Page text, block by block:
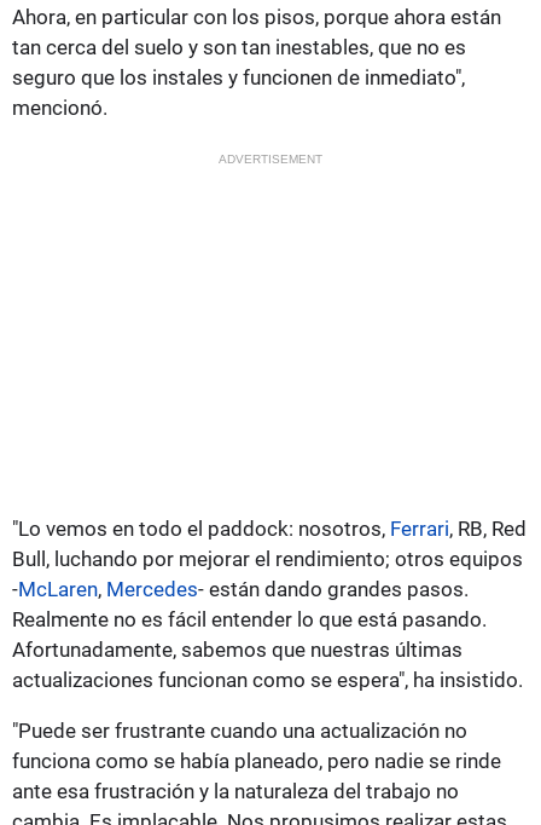
Ahora, en particular con los pisos, porque ahora están
tan cerca del suelo y son tan inestables, que no es
seguro que los instales y funcionen de inmediato",
mencionó.
ADVERTISEMENT
"Lo vemos en todo el paddock: nosotros, Ferrari, RB, Red
Bull, luchando por mejorar el rendimiento; otros equipos
-McLaren, Mercedes- están dando grandes pasos.
Realmente no es fácil entender lo que está pasando.
Afortunadamente, sabemos que nuestras últimas
actualizaciones funcionan como se espera", ha insistido.
"Puede ser frustrante cuando una actualización no
funciona como se había planeado, pero nadie se rinde
ante esa frustración y la naturaleza del trabajo no